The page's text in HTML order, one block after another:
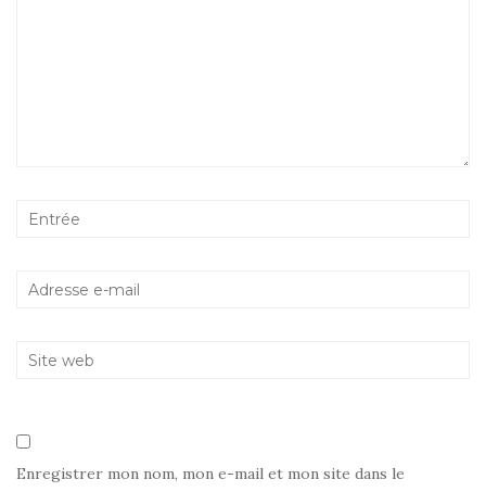
Enregistrer mon nom, mon e-mail et mon site dans le